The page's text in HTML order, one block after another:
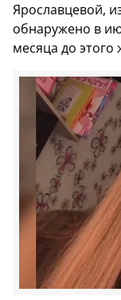
Ярославцевой,
обнаружено в
месяца до